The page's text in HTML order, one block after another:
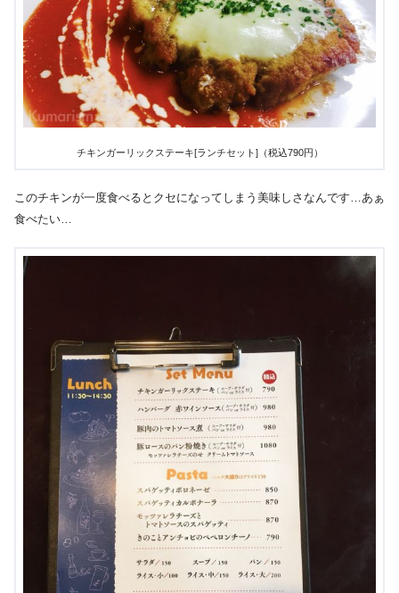
チキンガーリックステーキ[ランチセット]（税込790円）
このチキンが一度食べるとクセになってしまう美味しさなんです…あぁ
食べたい…